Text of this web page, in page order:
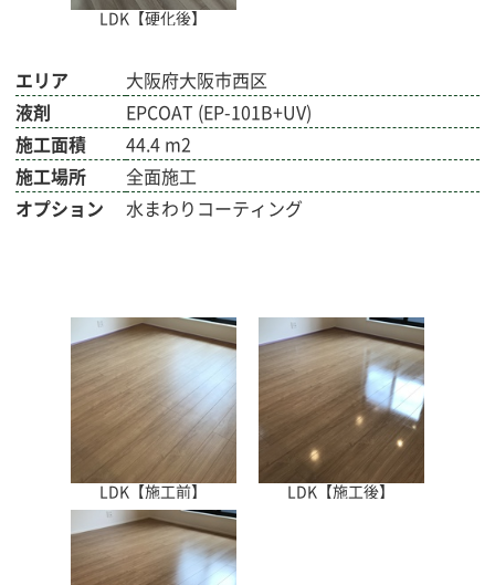
LDK【硬化後】
エリア
大阪府大阪市西区
液剤
EPCOAT (EP-101B+UV)
施工面積
44.4 m2
施工場所
全面施工
オプション
水まわりコーティング
LDK【施工前】 LDK【施工後】